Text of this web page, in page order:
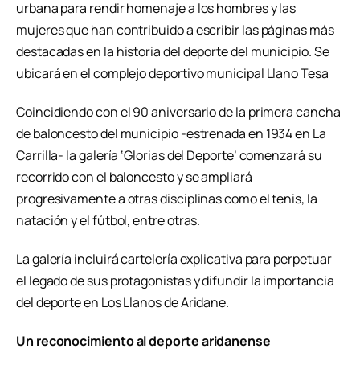
urbana para rendir homenaje a los hombres y las
mujeres que han contribuido a escribir las páginas más
destacadas en la historia del deporte del municipio. Se
ubicará en el complejo deportivo municipal Llano Tesa
Coincidiendo con el 90 aniversario de la primera cancha
de baloncesto del municipio -estrenada en 1934 en La
Carrilla- la galería ‘Glorias del Deporte’ comenzará su
recorrido con el baloncesto y se ampliará
progresivamente a otras disciplinas como el tenis, la
natación y el fútbol, entre otras.
La galería incluirá cartelería explicativa para perpetuar
el legado de sus protagonistas y difundir la importancia
del deporte en Los Llanos de Aridane.
Un reconocimiento al deporte aridanense